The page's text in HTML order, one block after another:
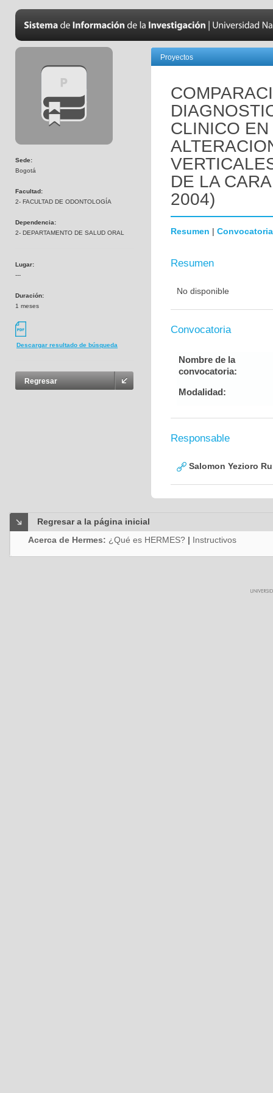
Sede:
Bogotá
Facultad:
2- FACULTAD DE ODONTOLOGÍA
Dependencia:
2- DEPARTAMENTO DE SALUD ORAL
Lugar:
---
Duración:
1 meses
Descargar resultado de búsqueda
Regresar
Proyectos
CLINICO
DE LA
2004)
Resumen | Convocatoria
Resumen
No disponible
Convocatoria
Nombre de la
convocatoria:
Modalidad:
Responsable
Salomon Yezioro
Regresar a la página inicial
Acerca de Hermes: ¿Qué es HERMES? | Instructivos